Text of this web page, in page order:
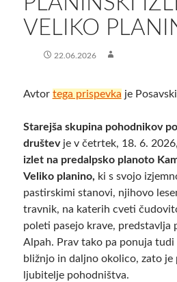
VELIKO
22.06.2026
Avtor tega prispevka je
Starejša skupina pohodnikov
društevje v četrtek, 18. 6.
izlet na predalpsko planoto
Veliko planino, ki s svojo
pastirskimi stanovi, njihovo
travnik, na katerih cveti
poleti pasejo krave, predstavlja
Alpah. Prav tako pa ponuja tudi
bližnjo in daljno okolico, zato je
ljubitelje pohodništva.